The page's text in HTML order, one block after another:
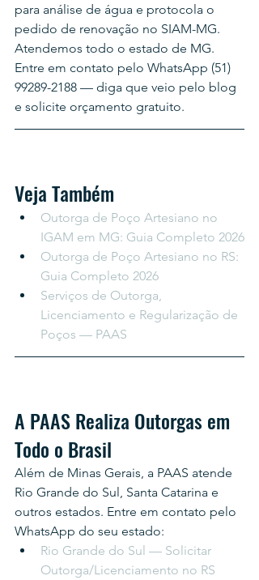
para análise de água e protocola o
pedido de renovação no SIAM-MG.
Atendemos todo o estado de MG.
Entre em contato pelo WhatsApp (51)
99289-2188 — diga que veio pelo blog
e solicite orçamento gratuito.
Veja Também
Outorga de Poço Artesiano no
IGAM em MG: Guia Completo 2026
Outorga de Poço Artesiano no RS:
Guia Completo 2026
Serviços de Outorga,
Licenciamento e Regularização de
Poços — PAAS
A PAAS Realiza Outorgas em
Todo o Brasil
Além de Minas Gerais, a PAAS atende
Rio Grande do Sul, Santa Catarina e
outros estados. Entre em contato pelo
WhatsApp do seu estado:
Rio Grande do Sul — Solicitar
Outorga/Licenciamento no RS